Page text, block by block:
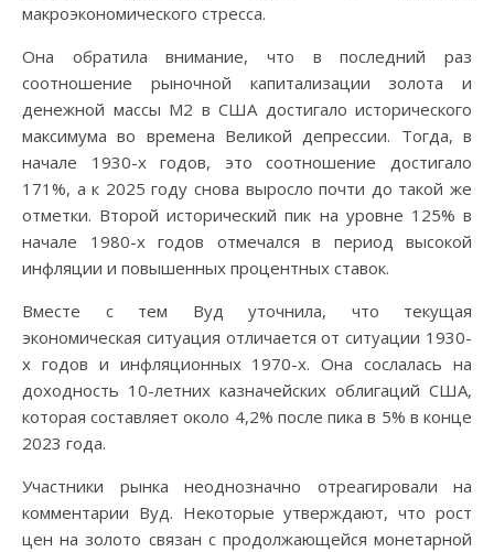
макроэкономического стресса.
Она обратила внимание, что в последний раз
соотношение рыночной капитализации золота и
денежной массы M2 в США достигало исторического
максимума во времена Великой депрессии. Тогда, в
начале 1930-х годов, это соотношение достигало
171%, а к 2025 году снова выросло почти до такой же
отметки. Второй исторический пик на уровне 125% в
начале 1980-х годов отмечался в период высокой
инфляции и повышенных процентных ставок.
Вместе с тем Вуд уточнила, что текущая
экономическая ситуация отличается от ситуации 1930-
х годов и инфляционных 1970-х. Она сослалась на
доходность 10-летних казначейских облигаций США,
которая составляет около 4,2% после пика в 5% в конце
2023 года.
Участники рынка неоднозначно отреагировали на
комментарии Вуд. Некоторые утверждают, что рост
цен на золото связан с продолжающейся монетарной